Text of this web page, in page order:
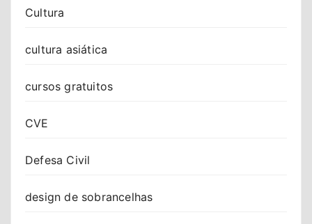
Cultura
cultura asiática
cursos gratuitos
CVE
Defesa Civil
design de sobrancelhas